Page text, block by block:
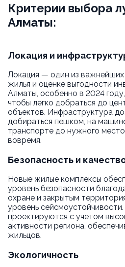
Критерии выбора
Алматы:
Локация и
Локация — один из
жилья и оценке выгодности
Алматы, особенно в 2024
чтобы легко добраться до
объектов. Инфраструктура
добираться пешком, на
транспорте до нужного
вовремя.
Безопасность и
Новые жилые комплексы
уровень безопасности
охране и закрытым
уровень
проектируются с учетом
активности региона,
жильцов.
Экологичность